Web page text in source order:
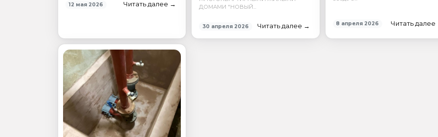
12 мая 2026 Читать далее →
ДОМАМИ "НОВЫЙ...
30 апреля 2026 Читать далее → 8 апреля 2026 Читать